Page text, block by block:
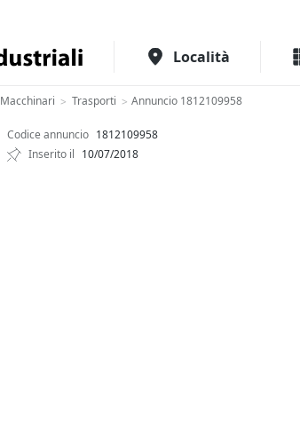
Località
Macchinari > Trasporti > Annuncio 1812109958
Codice annuncio 1812109958
Inserito il 10/07/2018